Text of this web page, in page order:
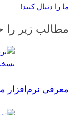
ما را دنبال کنید!
مطالب زیر را
معرفی نرم‌افزار